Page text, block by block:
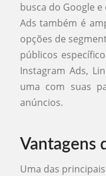
busca do Google
Ads também é
opções de
públicos
Instagram Ads,
uma com suas
anúncios.
Vantagens
Uma das